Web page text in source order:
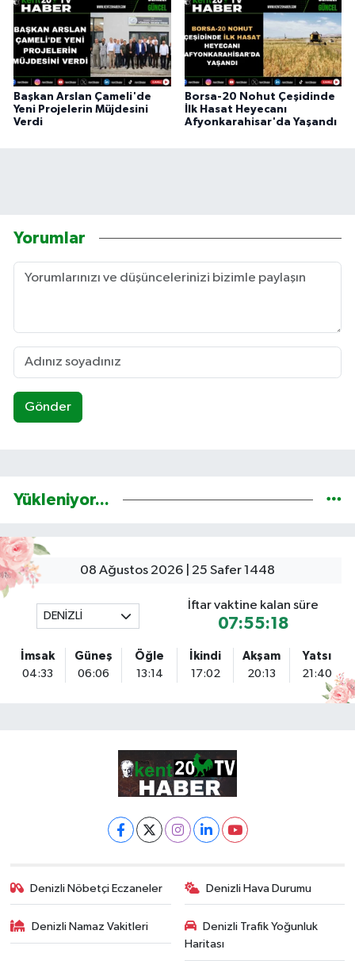
Başkan Arslan Çameli'de
Yeni Projelerin Müjdesini
Verdi
Borsa-20 Nohut Çeşidinde
İlk Hasat Heyecanı
Afyonkarahisar'da Yaşandı
Yorumlar
Gönder
Yükleniyor...
08 Ağustos 2026 | 25 Safer 1448
DENİZLİ
İftar vaktine kalan süre
07:55:18
İmsak
04:33
Güneş
06:06
Öğle
13:14
İkindi
17:02
Akşam
20:13
Yatsı
21:40
Denizli Nöbetçi Eczaneler Denizli Hava Durumu
Denizli Namaz Vakitleri
Denizli Trafik Yoğunluk
Haritası